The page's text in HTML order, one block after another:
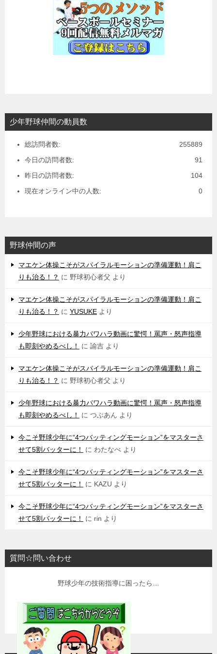
少年野球仲間の動員数
255889
総訪問者数:
91
今日の訪問者数:
104
昨日の訪問者数:
0
現在オンライン中の人数:
野球仲間の声
マエケン体操こそがスパイラルモーションの準備運動！肩こ
りも治る！？ に 野球初心者父 より
マエケン体操こそがスパイラルモーションの準備運動！肩こ
りも治る！？ に YUSUKE より
少年野球における暴力パワハラ動画に驚愕！罵声・怒声指導
も即刻やめるべし！
に 諭吉 より
マエケン体操こそがスパイラルモーションの準備運動！肩こ
りも治る！？ に 野球初心者父 より
少年野球における暴力パワハラ動画に驚愕！罵声・怒声指導
も即刻やめるべし！
に つぶあん より
今こそ野球少年に“4つバッティングモーション”をマスターさ
せて5割バッターに！
に わたなべ より
今こそ野球少年に“4つバッティングモーション”をマスターさ
せて5割バッターに！
に KAZU より
今こそ野球少年に“4つバッティングモーション”をマスターさ
せて5割バッターに！
に rin より
質問☆問い合わせ
野球少年の技術指導に困ったら…